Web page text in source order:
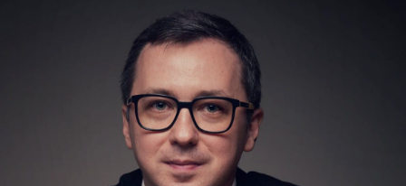
Место проведения